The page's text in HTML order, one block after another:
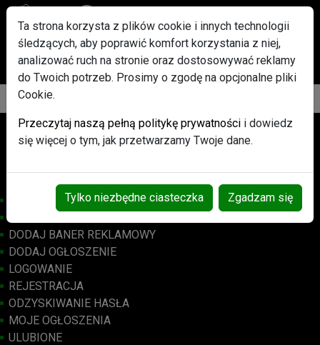
Po rejestracji każdy użytkownik otrzyma w Gratisie pakiet
ogłoszeń Promowanych
Osób online: 435
STRONA GŁÓWNA
DODAJ BANER REKLAMOWY
DODAJ OGŁOSZENIE
LOGOWANIE
REJESTRACJA
ODZYSKIWANIE HASŁA
MOJE OGŁOSZENIA
ULUBIONE
Ta strona korzysta z plików cookie i innych technologii
śledzących, aby poprawić komfort korzystania z niej,
analizować ruch na stronie oraz dostosowywać reklamy
do Twoich potrzeb. Prosimy o zgodę na opcjonalne pliki
Cookie.
Przeczytaj naszą pełną politykę prywatności i dowiedz
się więcej o tym, jak przetwarzamy Twoje dane.
Tylko niezbędne ciasteczka Zgadzam się